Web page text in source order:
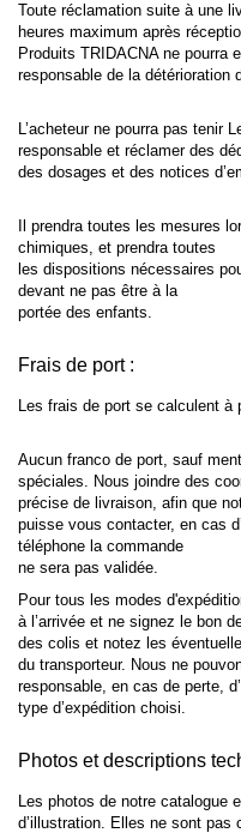
Toute réclamation suite à une
heures maximum après
Produits TRIDACNA ne pourra
responsable de la détérioration
L’acheteur ne pourra pas tenir
responsable et réclamer des
des dosages et des notices
Il prendra toutes les mesures
chimiques, et prendra toutes
les dispositions nécessaires
devant ne pas être à la
portée des enfants.
Frais de port :
Les frais de port se calculent à
Aucun franco de port, sauf
spéciales. Nous joindre des
précise de livraison, afin que
puisse vous contacter, en cas
téléphone la commande
ne sera pas validée.
Pour tous les modes
à l’arrivée et ne signez le bon
des colis et notez les
du transporteur. Nous ne
responsable, en cas de perte,
type d’expédition choisi.
Photos et descriptions
Les photos de notre catalogue
d’illustration. Elles ne sont